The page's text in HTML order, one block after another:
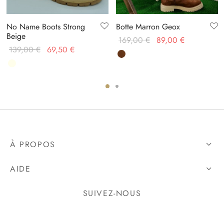
No Name Boots Strong
Beige
139,00€ Le prix
69,50 €
Botte Marron Geox
169,00€
Le prix
89,00 €
À PROPOS
AIDE
SUIVEZ-NOUS